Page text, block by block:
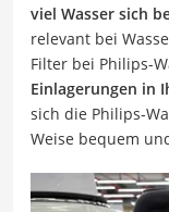
viel Wasser sich
relevant bei
Filter bei Philips-
Einlagerungen in
sich die Philips-
Weise bequem